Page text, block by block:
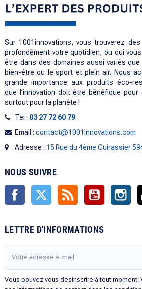
Sur 1001innovations, vous trouverez
profondément votre quotidien, ou qui
être dans des domaines aussi variés
bien-être ou le sport et plein air. Nous
grande importance aux produits éco-
que l’innovation doit être bénéfique
surtout pour la planète !
Tel : 03 27 72 60 79
Email : contact@1001innovations.com
Adresse : 15 Rue du 4ème Cuirassier
NOUS SUIVRE
Facebook Twitter Rss YouTube
LETTRE D'INFORMATIONS
Vous pouvez vous désinscrire à tout moment.